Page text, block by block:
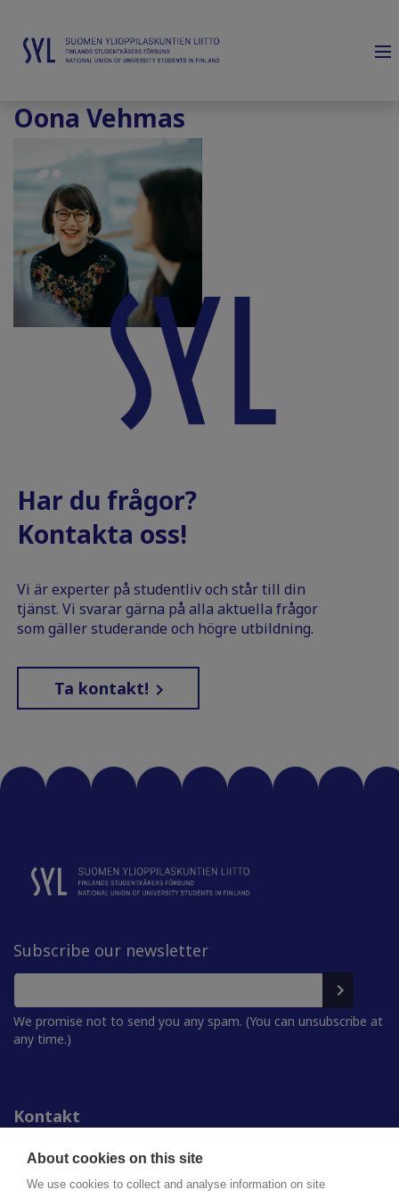
About cookies on this site
We use cookies to collect and analyse information on site
Oona Vehmas
Har du frågor?
Kontakta oss!
Vi är experter på studentliv och står till din
tjänst. Vi svarar gärna på alla aktuella frågor
som gäller studerande och högre utbildning.
Ta kontakt!
Subscribe our newsletter
We promise not to send you any spam. (You can unsubscribe at
any time.)
Kontakt
För media
Studentkårerna